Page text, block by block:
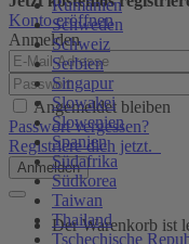
Rumänien
Schweden
Schweiz
Serbien
Singapur
Slowakei
Slowenien
Spanien
Südafrika
Südkorea
Taiwan
Thailand
Tschechische
Konto eröffnen
Anmelden
Angemeldet bleiben
Passwort vergessen?
Registriere dich jetzt.
Anmelden
Der Warenkorb ist